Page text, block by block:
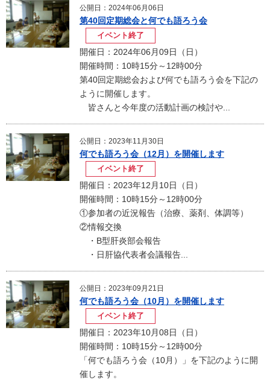
公開日：2024年06月06日
第40回定期総会と何でも語ろう会
イベント終了
開催日：2024年06月09日（日）
開催時間：10時15分～12時00分
第40回定期総会および何でも語ろう会を下記の
ように開催します。
皆さんと今年度の活動計画の検討や...
公開日：2023年11月30日
何でも語ろう会（12月）を開催します
イベント終了
開催日：2023年12月10日（日）
開催時間：10時15分～12時00分
①参加者の近況報告（治療、薬剤、体調等）
②情報交換
・B型肝炎部会報告
・日肝協代表者会議報告...
公開日：2023年09月21日
何でも語ろう会（10月）を開催します
イベント終了
開催日：2023年10月08日（日）
開催時間：10時15分～12時00分
「何でも語ろう会（10月）」を下記のように開
催します。